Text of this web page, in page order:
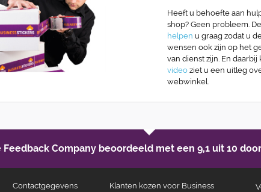
Heeft u behoefte aan
shop? Geen probleem.
helpen u graag zodat u
wensen ook zijn op het
van dienst zijn. En
video ziet u een uitleg
webwinkel.
Company beoordeeld met een 9,1 uit 10
Contactgegevens
Klanten kozen voor Business